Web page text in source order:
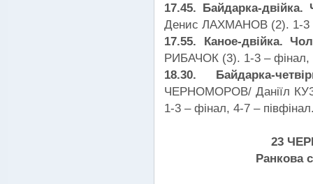
17.45. Байдарка-
Денис ЛАХМАНОВ (2). 1-3
17.55. Каное-двійка.
РИБАЧОК (3). 1-3 – фінал,
18.30. Байдарка-
ЧЕРНОМОРОВ/ Даніїл
1-3 – фінал, 4-7 –
23
Ранкова